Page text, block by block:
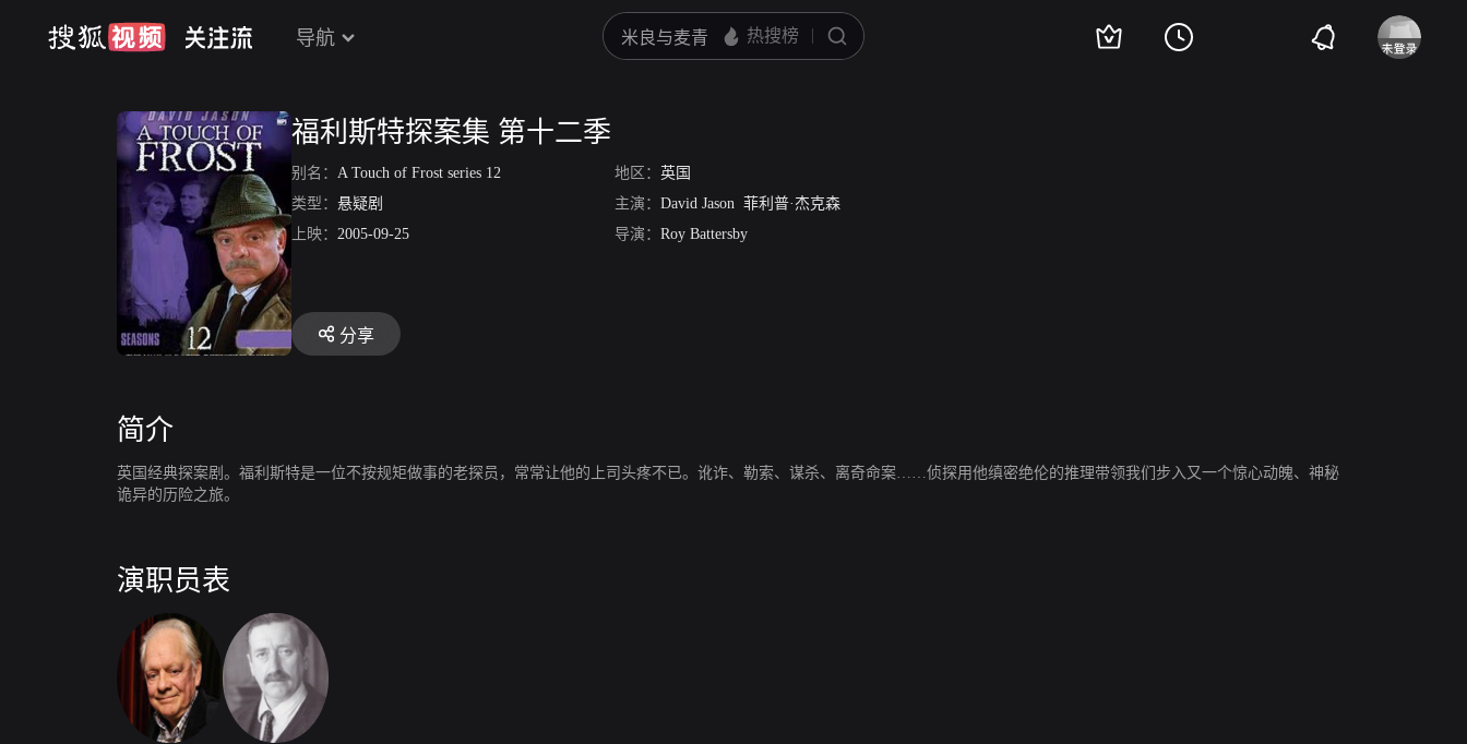
导航
福利斯特探案集 第十二季
别名： A Touch of Frost series 12 地区： 英国
类型： 悬疑剧 主演： David Jason 菲利普·杰克森
上映： 2005-09-25 导演： Roy Battersby
分享
简介
英国经典探案剧。福利斯特是一位不按规矩做事的老探员，常常让他的上司头疼不已。讹诈、勒索、谋杀、离奇命案……侦探用他缜密绝伦的推理带领我们步入又一个惊心动魄、神秘
诡异的历险之旅。
演职员表